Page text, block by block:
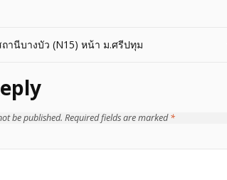
านีบางบัว (N15) หน้า ม.ศรีปทุม
be published. Required fields are marked*